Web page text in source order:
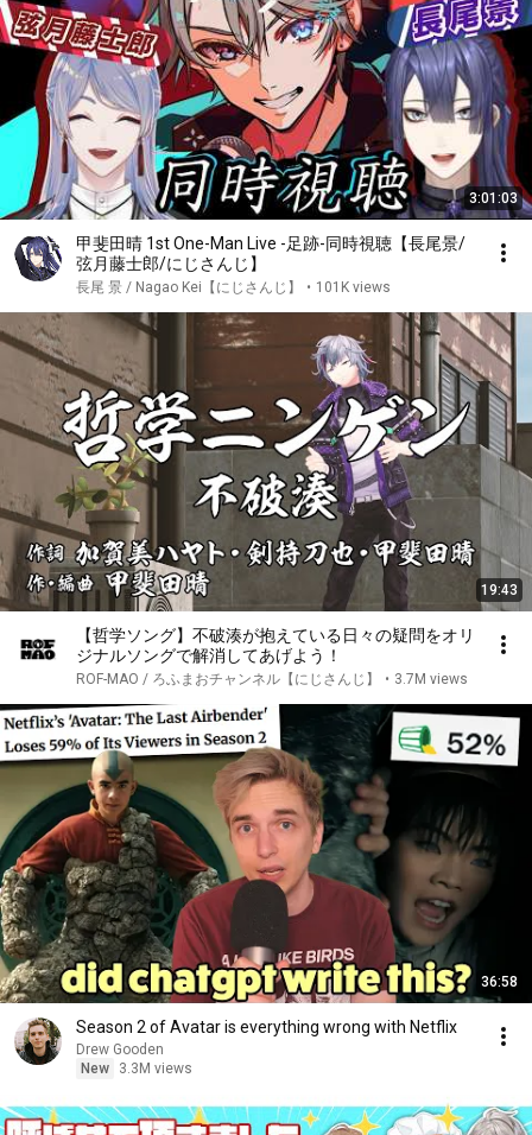
3:01:03
甲斐田晴 1st One-Man Live -足跡-同時視聴【長尾景/
弦月藤士郎/にじさんじ】
長尾 景 / Nagao Kei【にじさんじ】 • 101K views
19:43
【哲学ソング】不破湊が抱えている日々の疑問をオリ
ジナルソングで解消してあげよう！
ROF-MAO / ろふまおチャンネル【にじさんじ】 • 3.7M views
36:58
Season 2 of Avatar is everything wrong with Netflix
Drew Gooden
New
3.3M views